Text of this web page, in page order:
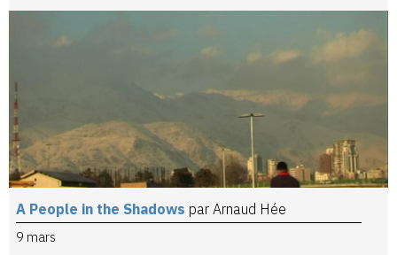
A People in the Shadows par Arnaud Hée
9 mars